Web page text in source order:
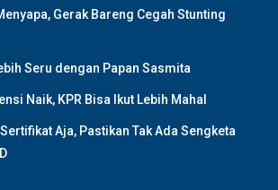
Gerak Bareng Cegah Stunting
Seru dengan Papan Sasmita
Naik, KPR Bisa Ikut Lebih Mahal
Aja, Pastikan Tak Ada Sengketa